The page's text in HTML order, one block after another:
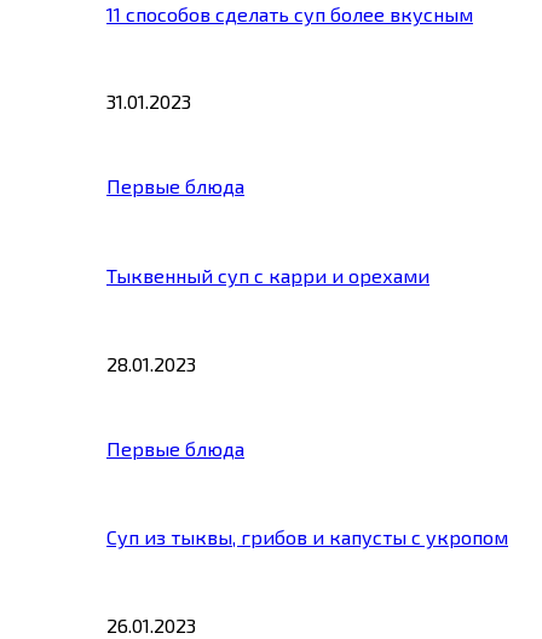
11 способов сделать суп более вкусным
31.01.2023
Первые блюда
Тыквенный суп с карри и орехами
28.01.2023
Первые блюда
Суп из тыквы, грибов и капусты с укропом
26.01.2023